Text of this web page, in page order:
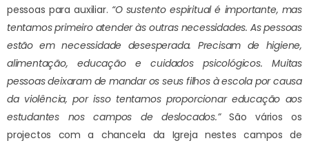
pessoas para auxiliar. “O sustento espiritual é importante, mas
tentamos primeiro atender às outras necessidades. As pessoas
estão em necessidade desesperada. Precisam de higiene,
alimentação, educação e cuidados psicológicos. Muitas
pessoas deixaram de mandar os seus filhos à escola por causa
da violência, por isso tentamos proporcionar educação aos
estudantes nos campos de deslocados.”São vários os
projectos com a chancela da Igreja nestes campos de